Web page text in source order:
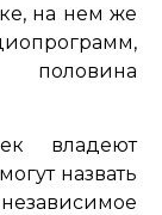
на нем же
владеют
назвать